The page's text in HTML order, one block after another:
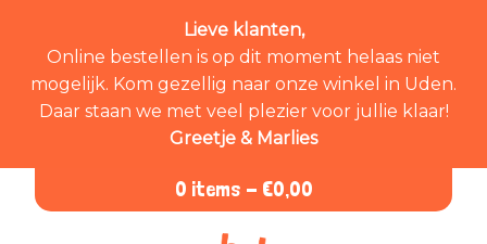
Lieve klanten,
Online bestellen is op dit moment helaas niet
mogelijk. Kom gezellig naar onze winkel in Uden.
Daar staan we met veel plezier voor jullie klaar!
Greetje & Marlies
0 items - €0,00